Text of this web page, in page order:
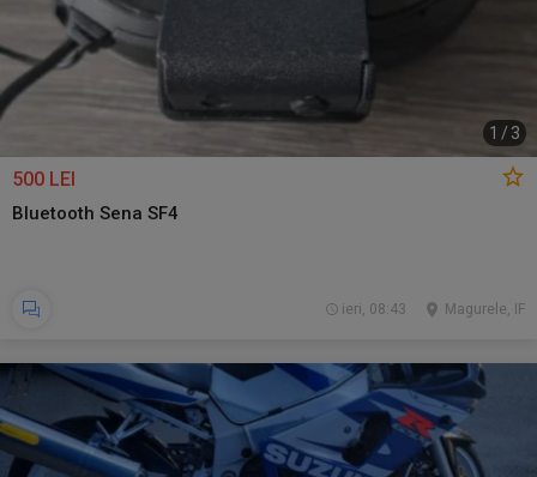
1 / 3
500 LEI
Bluetooth Sena SF4
Magurele, IF
ieri, 08:43